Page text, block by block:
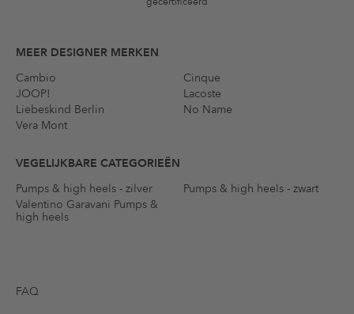
MEER DESIGNER MERKEN
Cambio
Cinque
JOOP!
Lacoste
Liebeskind Berlin
No Name
Vera Mont
VEGELIJKBARE CATEGORIEËN
Pumps & high heels - zilver
Pumps & high heels - zwart
Valentino Garavani Pumps &
high heels
FAQ